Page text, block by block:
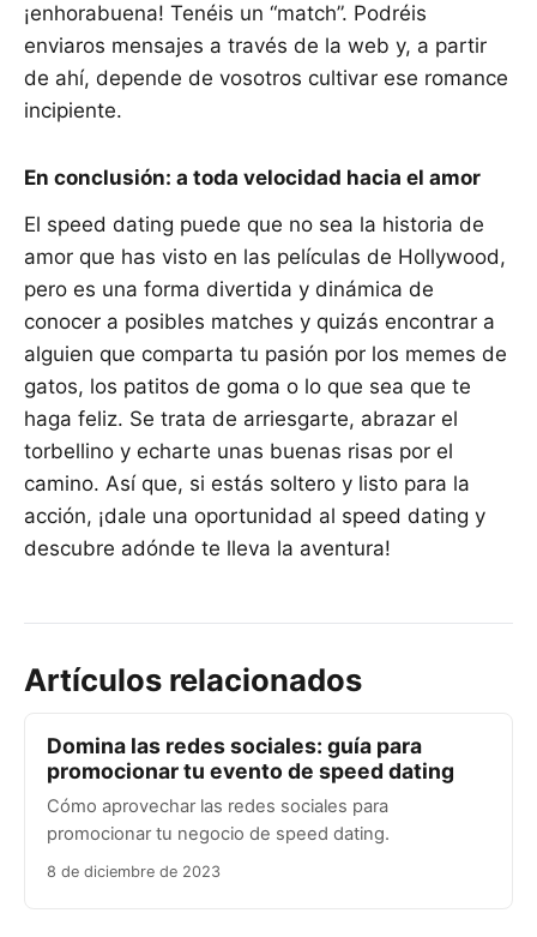
¡enhorabuena! Tenéis un “match”. Podréis
enviaros mensajes a través de la web y, a partir
de ahí, depende de vosotros cultivar ese romance
incipiente.
En conclusión: a toda velocidad hacia el amor
El speed dating puede que no sea la historia de
amor que has visto en las películas de Hollywood,
pero es una forma divertida y dinámica de
conocer a posibles matches y quizás encontrar a
alguien que comparta tu pasión por los memes de
gatos, los patitos de goma o lo que sea que te
haga feliz. Se trata de arriesgarte, abrazar el
torbellino y echarte unas buenas risas por el
camino. Así que, si estás soltero y listo para la
acción, ¡dale una oportunidad al speed dating y
descubre adónde te lleva la aventura!
Artículos relacionados
Domina las redes sociales: guía para
promocionar tu evento de speed dating
Cómo aprovechar las redes sociales para
promocionar tu negocio de speed dating.
8 de diciembre de 2023